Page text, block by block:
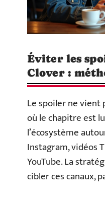
Éviter les
Clover :
Le spoiler ne vient
où le chapitre est
l’écosystème
Instagram, vidéos
YouTube. La
cibler ces canaux,